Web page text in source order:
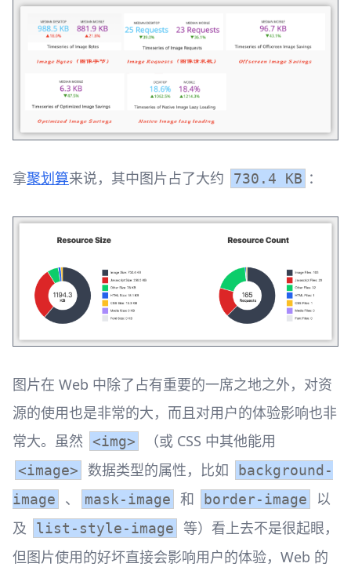
拿聚划算来说，其中图片占了大约 730.4 KB ：
图片在 Web 中除了占有重要的一席之地之外，对资
源的使用也是非常的大，而且对用户的体验影响也非
常大。虽然
<img> （或 CSS 中其他能用
<image> 数据类型的属性，比如
background-
image
、 mask-image 和 border-image
以
及
list-style-image
等）看上去不是很起眼，
但图片使用的好坏直接会影响用户的体验，Web 的